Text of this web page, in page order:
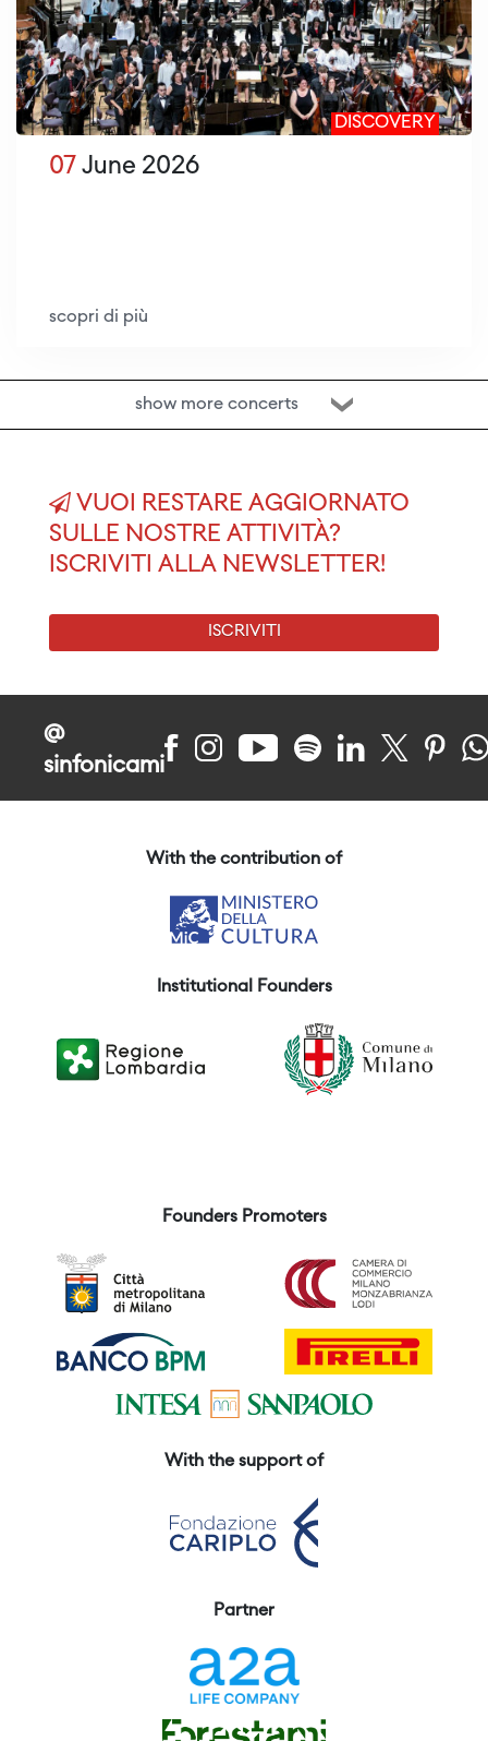
DISCOVERY
07 June 2026
scopri di più
show more concerts
VUOI RESTARE AGGIORNATO
SULLE NOSTRE ATTIVITÀ?
ISCRIVITI ALLA NEWSLETTER!
ISCRIVITI
@
sinfonicami
With the contribution of
Institutional Founders
Founders Promoters
With the support of
Partner